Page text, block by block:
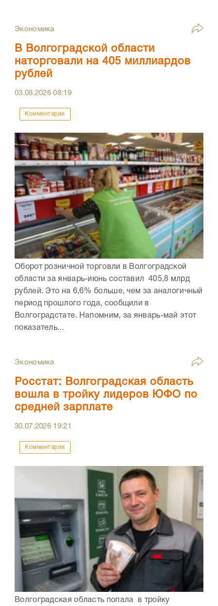
Экономика
В Волгоградской области
наторговали на 405 миллиардов
рублей
03.08.202608:19
Комментарии
Оборот розничной торговли в Волгоградской
области за январь-июнь составил 405,8 млрд
рублей. Это на 6,6% больше, чем за аналогичный
период прошлого года, сообщили в
Волгоградстате. Напомним, за январь-май этот
показатель...
Экономика
Росстат: Волгоградская область
вошла в тройку лидеров ЮФО по
средней зарплате
30.07.2026 19:21
Комментарии
Волгоградская область попала в тройку